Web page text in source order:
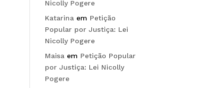
Nicolly Pogere
Katarina em Petição
Popular por Justiça: Lei
Nicolly Pogere
Maisa em Petição Popular
por Justiça: Lei Nicolly
Pogere